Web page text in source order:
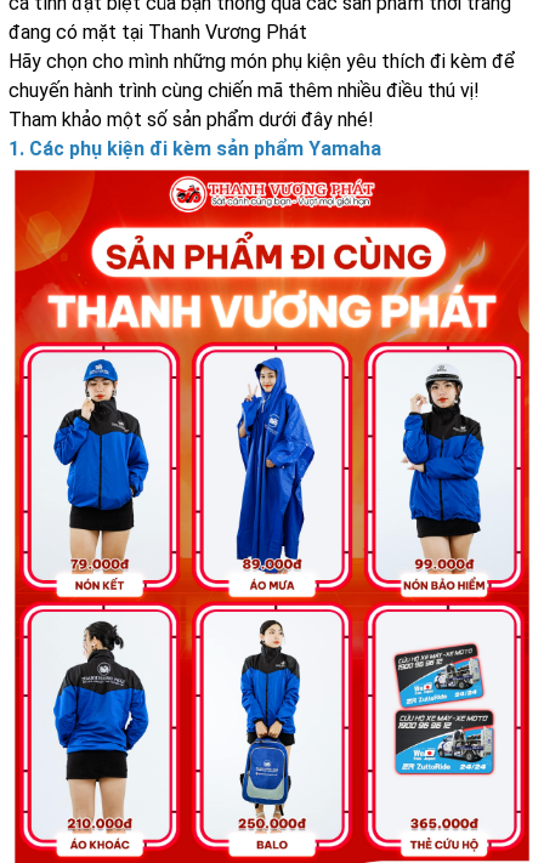
đang có mặt tại Thanh Vương Phát
Hãy chọn cho mình những món phụ kiện yêu thích đi kèm để
chuyến hành trình cùng chiến mã thêm nhiều điều thú vị!
Tham khảo một số sản phẩm dưới đây nhé!
1. Các phụ kiện đi kèm sản phẩm Yamaha